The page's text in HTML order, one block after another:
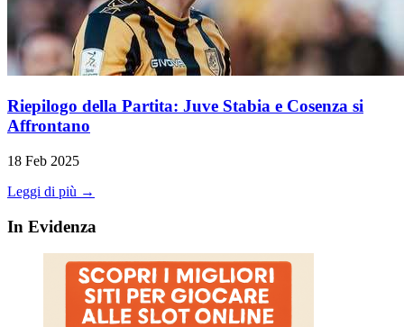
Riepilogo della Partita: Juve Stabia e Cosenza si
Affrontano
18 Feb 2025
Leggi di più →
In Evidenza